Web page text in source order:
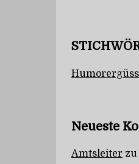
Neueste
Amtsleiter zu